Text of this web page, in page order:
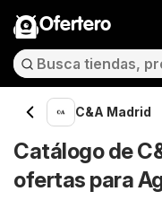
Ofertero
C&A Madrid
Catálogo de
ofertas para